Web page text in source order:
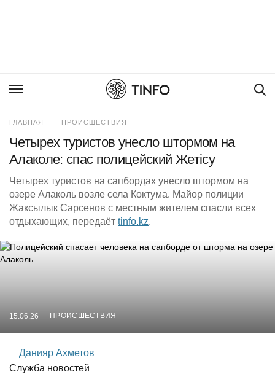
ГЛАВНАЯ ПРОИСШЕСТВИЯ
Четырех туристов унесло штормом на
Алаколе: спас полицейский Жетісу
Четырех туристов на сапбордах унесло штормом на
озере Алаколь возле села Коктума. Майор полиции
Жаксылык Сарсенов с местным жителем спасли всех
отдыхающих, передаёт tinfo.kz.
15.06.26 ПРОИСШЕСТВИЯ
Данияр Ахметов
Служба новостей